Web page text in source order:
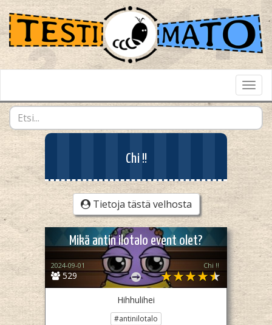
Chi !!
Tietoja tästä velhosta
Mikä antin ilotalo event olet?
529
2024-09-01 Chi !!
Hihhulihei
#antinilotalo